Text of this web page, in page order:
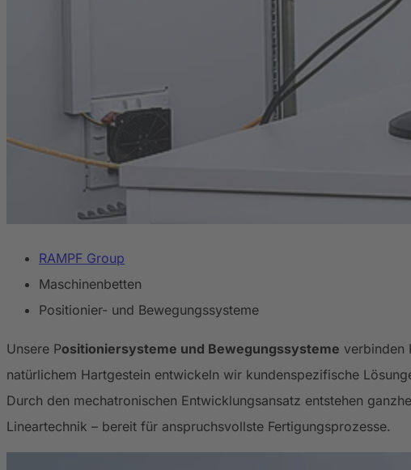
RAMPF Group
Maschinenbetten
Positionier- und Bewegungssysteme
Unsere Positioniersysteme und Bewegungssysteme verbinden
natürlichem Hartgestein entwickeln wir kundenspezifische
Durch den mechatronischen Entwicklungsansatz entstehen
Lineartechnik – bereit für anspruchsvollste Fertigungsprozesse.